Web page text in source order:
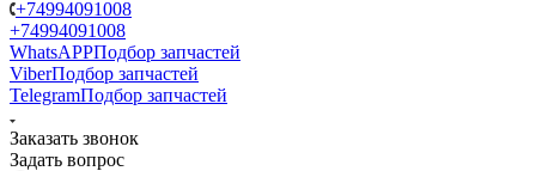
+74994091008
+74994091008
WhatsAPPПодбор запчастей
ViberПодбор запчастей
TelegramПодбор запчастей
Заказать звонок
Задать вопрос